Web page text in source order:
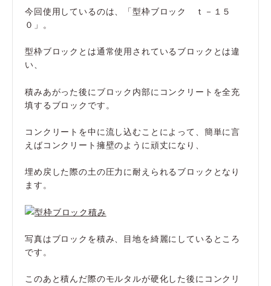
今回使用しているのは、「型枠ブロック ｔ－１５
０」。
型枠ブロックとは通常使用されているブロックとは違
い、
積みあがった後にブロック内部にコンクリートを全充
填するブロックです。
コンクリートを中に流し込むことによって、簡単に言
えばコンクリート擁壁のように頑丈になり、
埋め戻した際の土の圧力に耐えられるブロックとなり
ます。
写真はブロックを積み、目地を綺麗にしているところ
です。
このあと積んだ際のモルタルが硬化した後にコンクリ